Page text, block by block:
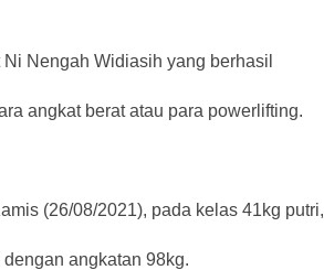
Nengah Widiasih yang berhasil
angkat berat atau para powerlifting.
(26/08/2021), pada kelas 41kg putri,
angkatan 98kg.